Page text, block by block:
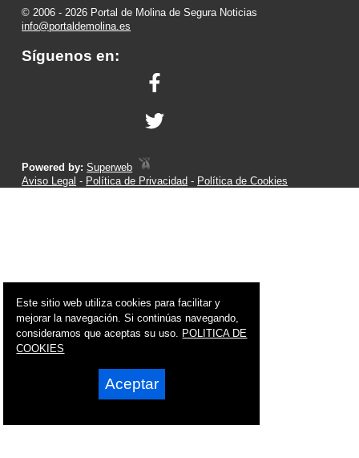
© 2006 - 2026 Portal de Molina de Segura Noticias
info@portaldemolina.es
Síguenos en:
Powered by:Superweb
Aviso Legal - Política de Privacidad - Política de Cookies
Este sitio web utiliza cookies para facilitar y
mejorar la navegación. Si continúas navegando,
consideramos que aceptas su uso. POLITICA DE
COOKIES
Aceptar